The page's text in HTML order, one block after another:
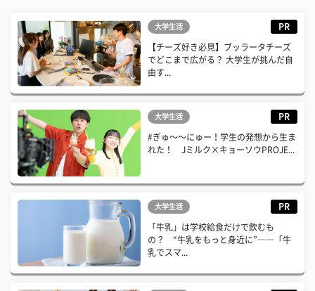
大学生活 PR
【チーズ好き必見】ブッラータチーズ
でどこまで広がる？ 大学生が挑んだ自
由す...
大学生活 PR
#ぎゅ〜〜にゅー！学生の発想から生ま
れた！ Jミルク×キョーソウPROJE...
大学生活 PR
「牛乳」は学校給食だけで飲むも
の？ “牛乳をもっと身近に”――「牛
乳でスマ...